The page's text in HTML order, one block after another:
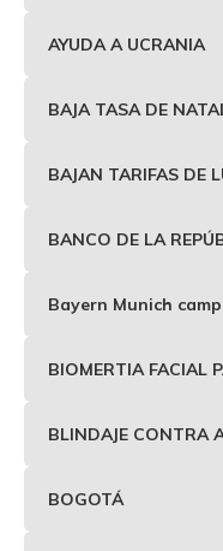
AYUDA A UCRANIA
BAJA TASA DE
BAJAN TARIFAS DE
BANCO DE LA
Bayern Munich
BIOMERTIA FACIAL
BLINDAJE CONTRA
BOGOTÁ